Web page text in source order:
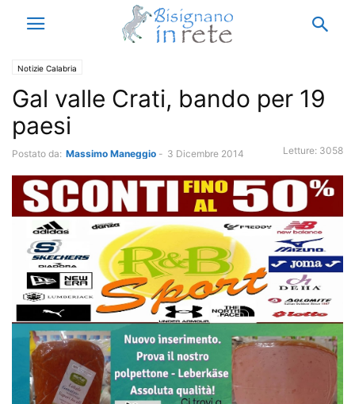
Notizie Calabria
Gal valle Crati, bando per 19
paesi
Postato da: Massimo Maneggio - 3 Dicembre 2014 Letture: 3058